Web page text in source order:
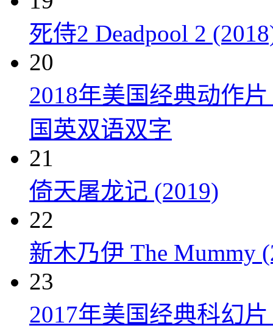
死侍2 Deadpool 2
20
2018年美国经典动作
国英双语双字
21
倚天屠龙记 (2019)
22
新木乃伊 The Mummy
23
2017年美国经典科幻